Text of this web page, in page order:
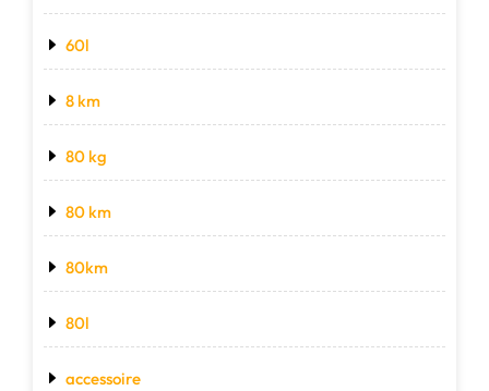
60l
8 km
80 kg
80 km
80km
80l
accessoire